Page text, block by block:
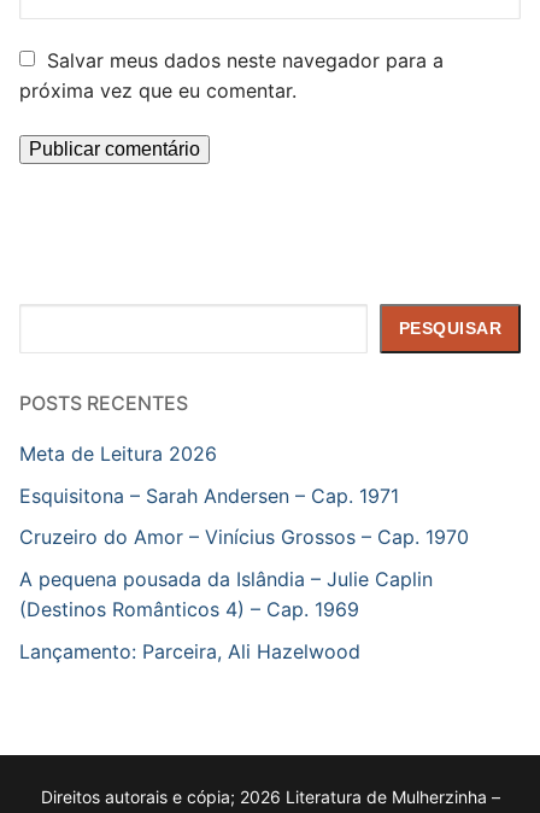
Salvar meus dados neste navegador para a
próxima vez que eu comentar.
PESQUISAR
POSTS RECENTES
Meta de Leitura 2026
Esquisitona – Sarah Andersen – Cap. 1971
Cruzeiro do Amor – Vinícius Grossos – Cap. 1970
A pequena pousada da Islândia – Julie Caplin
(Destinos Românticos 4) – Cap. 1969
Lançamento: Parceira, Ali Hazelwood
Direitos autorais e cópia; 2026 Literatura de Mulherzinha –